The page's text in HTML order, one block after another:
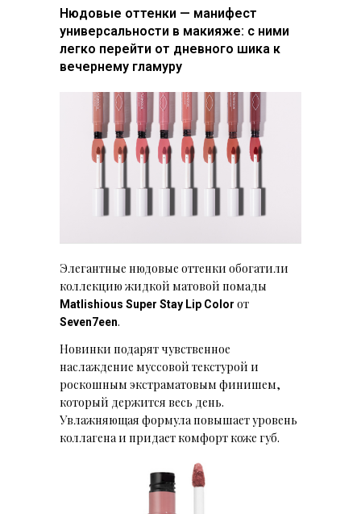
Нюдовые оттенки — манифест
универсальности в макияже: с ними
легко перейти от дневного шика к
вечернему гламуру
Элегантные нюдовые оттенки обогатили
коллекцию жидкой матовой помады
Matlishious Super Stay Lip Color от
Seven7een.
Новинки подарят чувственное
наслаждение муссовой текстурой и
роскошным экстраматовым финишем,
который держится весь день.
Увлажняющая формула повышает уровень
коллагена и придает комфорт коже губ.